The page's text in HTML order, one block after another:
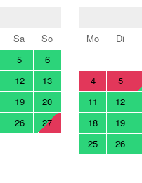
Sa
So
5
6
12
13
19
20
26
27
Mo
Di
4
5
11
12
18
19
25
26